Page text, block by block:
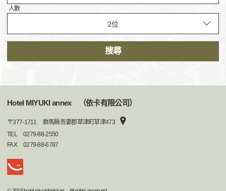
人數
搜尋
Hotel MIYUKI annex （依卡有限公司）
〒377-1711
群馬縣吾妻郡草津町草津473
TEL
0279-88-2550
FAX
0279-88-6787